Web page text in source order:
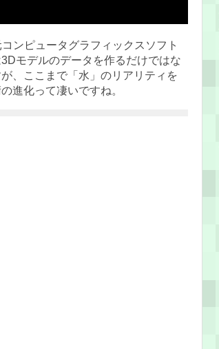
ンピュータグラフィックスソフト
モデルのデータを作るだけではな
、ここまで「水」のリアリティを
進化って凄いですね。